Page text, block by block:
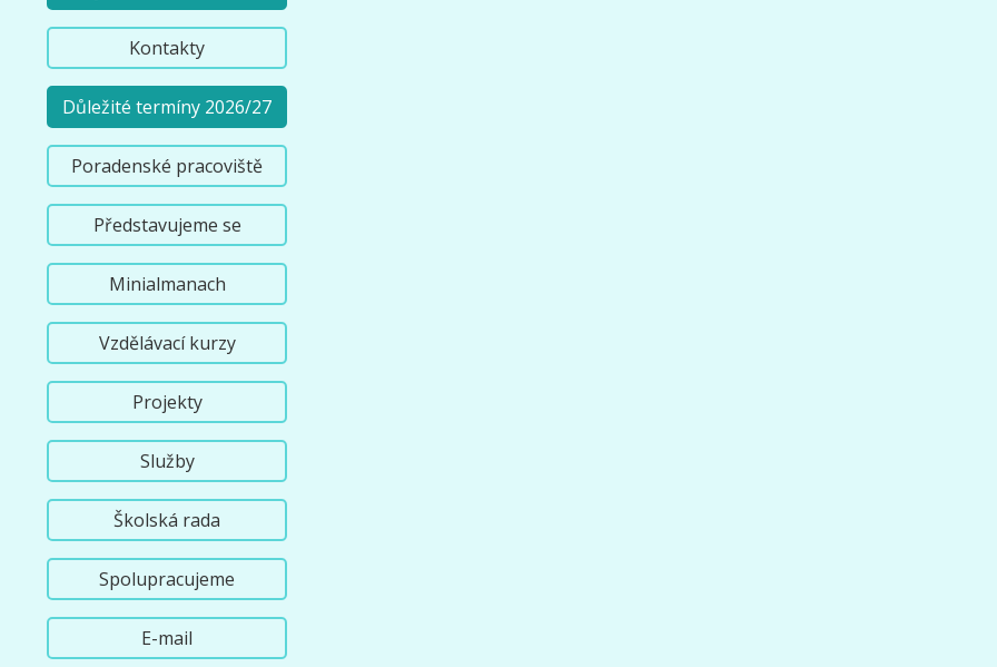
Kontakty
Důležité termíny 2026/27
Poradenské pracoviště
Představujeme se
Minialmanach
Vzdělávací kurzy
Projekty
Služby
Školská rada
Spolupracujeme
E-mail